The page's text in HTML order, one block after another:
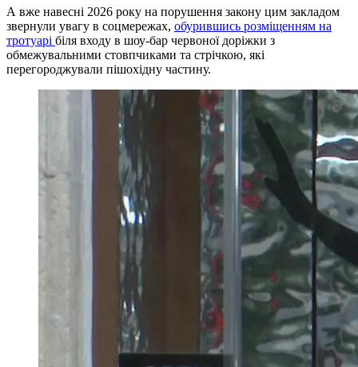
А вже навесні 2026 року на порушення закону цим закладом
звернули увагу в соцмережах, обурившись розміщенням на
тротуарі біля входу в шоу-бар червоної доріжки з
обмежувальними стовпчиками та стрічкою, які
перегороджували пішохідну частину.